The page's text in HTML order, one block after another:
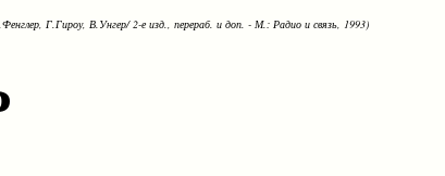
Г.Гироу, В.Унгер/ 2-е изд., перераб. и доп. - М.: Радио и связь, 1993)